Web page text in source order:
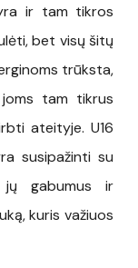
ir tam tikros
bet visų šitų
trūksta,
tam tikrus
ateityje. U16
susipažinti su
jų gabumus ir
kuris važiuos